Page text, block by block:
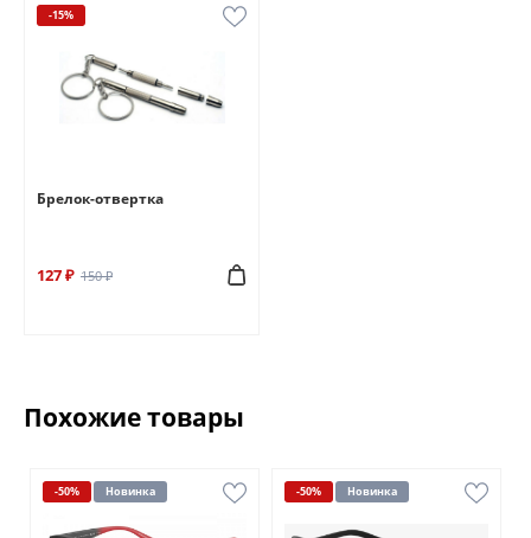
-15%
Брелок-отвертка
127 ₽ 150 ₽
Похожие товары
-50% Новинка -50% Новинка